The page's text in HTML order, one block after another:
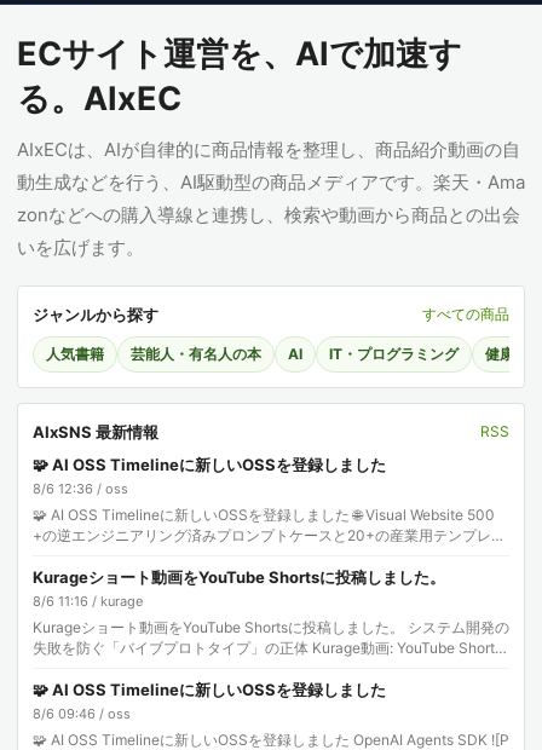
ECサイト運営を、AIで加速す
る。AIxEC
AIxECは、AIが自律的に商品情報を整理し、商品紹介動画の自
動生成などを行う、AI駆動型の商品メディアです。楽天・Ama
zonなどへの購入導線と連携し、検索や動画から商品との出会
いを広げます。
ジャンルから探す すべての商品
人気書籍 芸能人・有名人の本 AI IT・プログラミング 健康・
AIxSNS 最新情報 RSS
🧩 AI OSS Timelineに新しいOSSを登録しました
8/6 12:36 / oss
🧩 AI OSS Timelineに新しいOSSを登録しました 🌐 Visual Website 500
+の逆エンジニアリング済みプロンプトケースと20+の産業用テンプレー
Kurageショート動画をYouTube Shortsに投稿しました。
8/6 11:16 / kurage
Kurageショート動画をYouTube Shortsに投稿しました。 システム開発の
失敗を防ぐ「バイブプロトタイプ」の正体 Kurage動画: YouTube Shorts:
🧩 AI OSS Timelineに新しいOSSを登録しました
8/6 09:46 / oss
🧩 AI OSS Timelineに新しいOSSを登録しました OpenAI Agents SDK ![P